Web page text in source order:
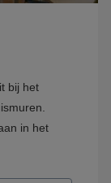
bij het
in het